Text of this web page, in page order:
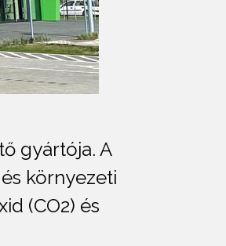
gyártója. A
környezeti
(CO2) és